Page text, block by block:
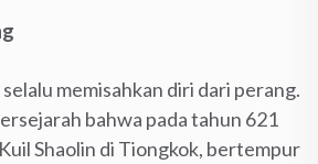
memisahkan diri dari perang.
bahwa pada tahun 621
Shaolin di Tiongkok, bertempur